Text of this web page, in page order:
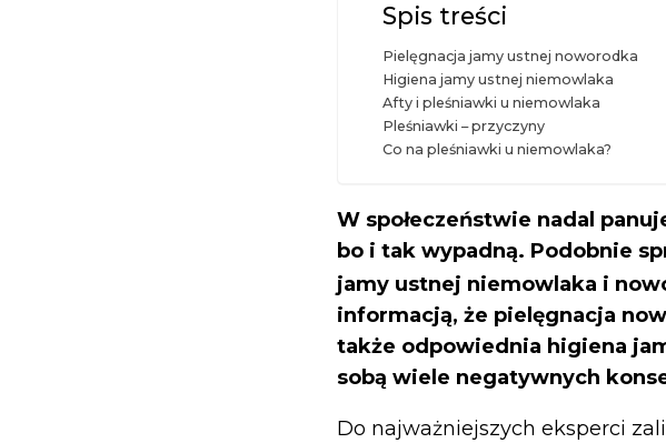
Spis treści
Pielęgnacja jamy ustnej noworodka
Higiena jamy ustnej niemowlaka
Afty i pleśniawki u niemowlaka
Pleśniawki – przyczyny
Co na pleśniawki u niemowlaka?
W społeczeństwie nadal
bo i tak wypadną. Podobnie
jamy ustnej niemowlaka i
informacją, że pielęgnacja
także odpowiednia higiena
sobą wiele negatywnych
Do najważniejszych eksperci